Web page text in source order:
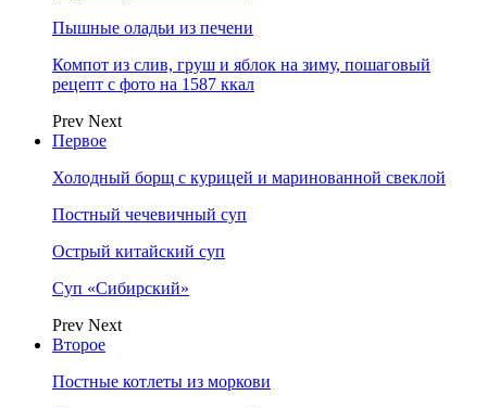
Пышные оладьи из печени
Компот из слив, груш и яблок на зиму, пошаговый
рецепт с фото на 1587 ккал
Prev Next
Первое
Холодный борщ с курицей и маринованной свеклой
Постный чечевичный суп
Острый китайский суп
Суп «Сибирский»
Prev Next
Второе
Постные котлеты из моркови